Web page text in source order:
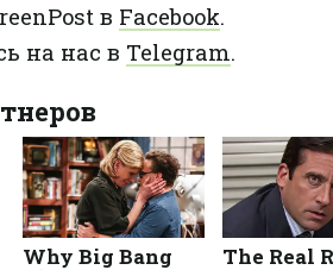
в Facebook.
на нас в Telegram.